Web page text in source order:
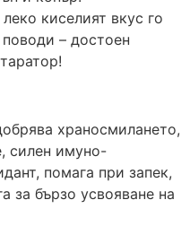
киселият вкус го
– достоен
храносмилането,
силен имуно-
помага при запек,
за бързо усвояване на